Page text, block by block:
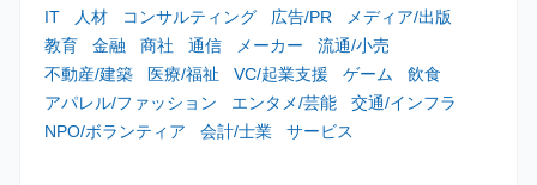
IT 人材 コンサルティング 広告/PR
メディア/出版
教育
金融 商社 通信 メーカー
流通/小売
不動産/建築
医療/福祉 VC/起業支援 ゲーム
飲食
アパレル/ファッション
エンタメ/芸能
交通/インフラ
NPO/ボランティア
会計/士業 サービス